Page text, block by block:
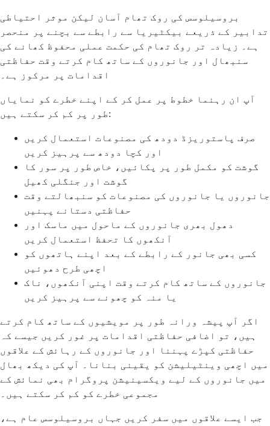
بروسیلوسس کی روک تھام آسان لیکن موثر احتیاطی
تدابیر کے ذریعے بیکٹیریا سے رابطے سے بچنے پر منحصر
ہے۔ زیادہ تر روک تھام کی حکمت عملی محفوظ کھانے کی
سنبھال اور جانوروں کے ساتھ کام کرتے وقت حفاظتی
اقدامات پر مرکوز ہے۔
آپ ان رہنما خطوط پر عمل کر کے اپنے خطرے کو نمایاں
طور پر کم کر سکتے ہیں:
صرف پاستوریزڈ دودھ کی مصنوعات استعمال کریں
اور کچا دودھ سے پرہیز کریں
گوشت کو مکمل طور پر پکائیں، خاص طور پر سور کا
گوشت اور جنگلی کھیل
جانوروں یا جانوروں کی مصنوعات کو سنبھالتے وقت
حفاظتی دستانے پہنیں
دھول بھری جانوروں کے ماحول میں ماسک اور
آنکھوں کا تحفظ استعمال کریں
کسی بھی جانور کے رابطے کے بعد اپنے ہاتھوں کو
اچھی طرح دھوئیں
جانوروں کے ساتھ کام کرتے وقت اپنی آنکھوں، ناک
یا منہ کو چھونے سے پرہیز کریں
اگر آپ پیشہ ورانہ طور پر مویشیوں کے ساتھ کام کرتے
ہیں، تو اضافی حفاظتی اقدامات پر غور کریں جیسے کہ
حفاظتی کپڑے پہننا اور جانوروں کے رہائش کے علاقوں
میں اچھی وینٹیلیشن کو یقینی بنانا۔ آپ کی دیکھ بھال
میں جانوروں کے لیے ویکسینیشن پروگرام بھی نمائش کے
مجموعی خطرے کو کم کر سکتے ہیں۔
جب ایسے علاقوں میں سفر کریں جہاں بروسیلوسس عام ہے،